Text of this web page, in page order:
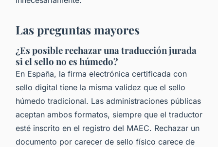
Las preguntas mayores
¿Es posible rechazar una traducción jurada
si el sello no es húmedo?
En España, la firma electrónica certificada con
sello digital tiene la misma validez que el sello
húmedo tradicional. Las administraciones públicas
aceptan ambos formatos, siempre que el traductor
esté inscrito en el registro del MAEC. Rechazar un
documento por carecer de sello físico carece de